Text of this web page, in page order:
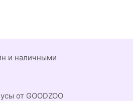
и наличными
от GOODZOO